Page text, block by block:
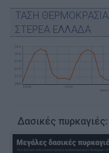
ΤΑΣΗ
ΣΤΕΡΕΑ ΕΛΛΑΔΑ
Δασικές